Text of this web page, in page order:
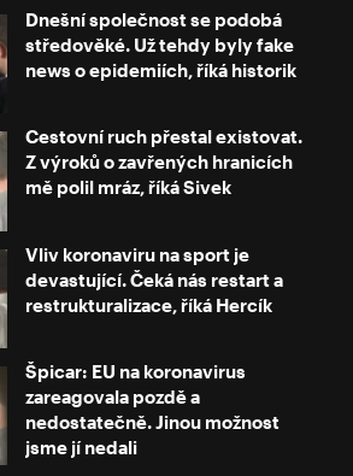
Dnešní společnost se podobá
středověké. Už tehdy byly fake
news o epidemiích, říká historik
Cestovní ruch přestal existovat.
Z výroků o zavřených hranicích
mě polil mráz, říká Sivek
Vliv koronaviru na sport je
devastující. Čeká nás restart a
restrukturalizace, říká Hercík
Špicar: EU na koronavirus
zareagovala pozdě a
nedostatečně. Jinou možnost
jsme jí nedali